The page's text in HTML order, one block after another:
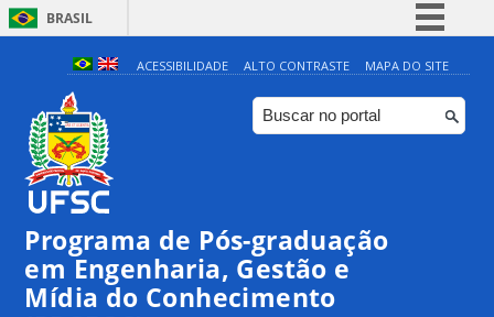
BRASIL
Simplifique!
Comunica BR
Participe
Canais
ACESSIBILIDADE ALTO CONTRASTE MAPA DO SITE
Programa de Pós-graduação
em Engenharia, Gestão e
Mídia do Conhecimento